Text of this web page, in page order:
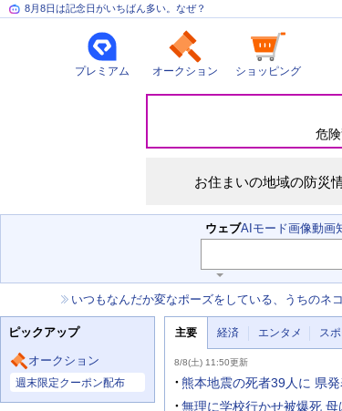
8月8日は記念日がいちばん多い。なぜ？
プレミアム オークション ショッピング
災
危
お住まいの地域の防災
検
索
ウェブAIモード画像動画
ワ
ー
力
補
助
を
開
ら
せ
いつもなんだか変なポーズをしている、うちのネコ
ピックアップ
オークション
週末限定クーポン配布
サ
ュ
ス
主要 経済 エンタメ ス
要
ニ
ー
8/8(土) 11:50更新
熊本地震の死者39人に 県発
無理に学校行かせ被爆死 母